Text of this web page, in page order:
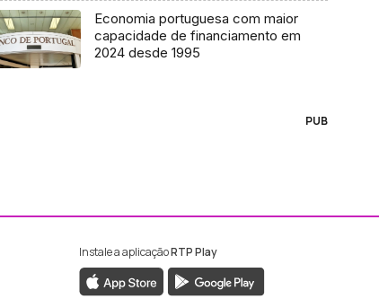
Economia portuguesa com maior
capacidade de financiamento em
2024 desde 1995
PUB
da RTP Madeira
da RTP Madeira
Instale a aplicaçãoRTP Play